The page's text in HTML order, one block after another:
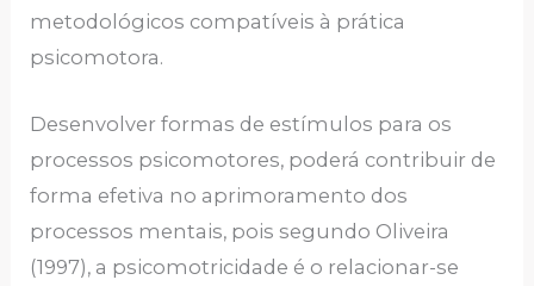
metodológicos compatíveis à prática
psicomotora.
Desenvolver formas de estímulos para os
processos psicomotores, poderá contribuir de
forma efetiva no aprimoramento dos
processos mentais, pois segundo Oliveira
(1997), a psicomotricidade é o relacionar-se